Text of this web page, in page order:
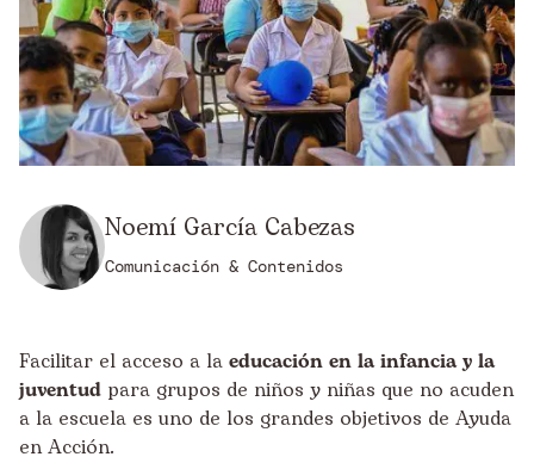
Noemí García Cabezas
Comunicación & Contenidos
Facilitar el acceso a la educación en la infancia y la
juventud para grupos de niños y niñas que no acuden
a la escuela es uno de los grandes objetivos de Ayuda
en Acción.